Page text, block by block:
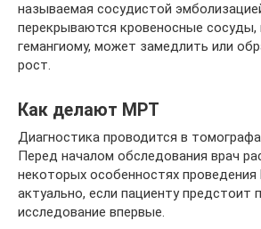
называемая сосудистой
перекрываются кровеносные
гемангиому, может замедлить или
рост.
Как делают МРТ
Диагностика проводится в
Перед началом обследования врач
некоторых особенностях
актуально, если пациенту предстоит
исследование впервые.